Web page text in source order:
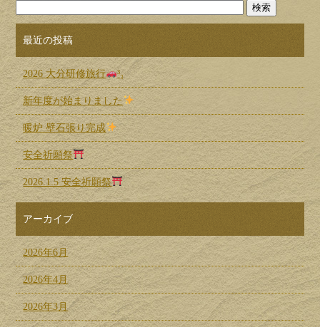
最近の投稿
2026 大分研修旅行 ³₃
新年度が始まりました
暖炉 壁石張り完成
安全祈願祭
2026.1.5 安全祈願祭
アーカイブ
2026年6月
2026年4月
2026年3月